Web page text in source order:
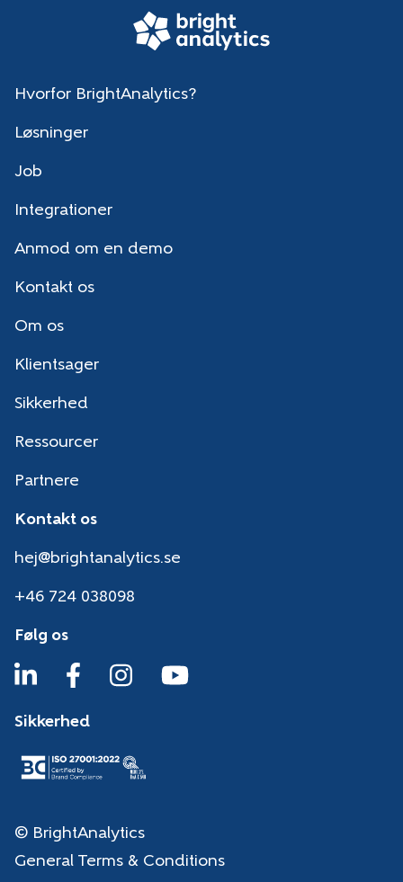
Hvorfor BrightAnalytics?
Løsninger
Job
Integrationer
Anmod om en demo
Kontakt os
Om os
Klientsager
Sikkerhed
Ressourcer
Partnere
Kontakt os
hej@brightanalytics.se
+46 724 038098
Følg os
Sikkerhed
© BrightAnalytics
General Terms & Conditions